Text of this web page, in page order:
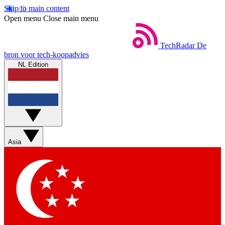
Skip to main content
Open menu Close main menu
TechRadar De
bron voor tech-koopadvies
NL Edition
Asia